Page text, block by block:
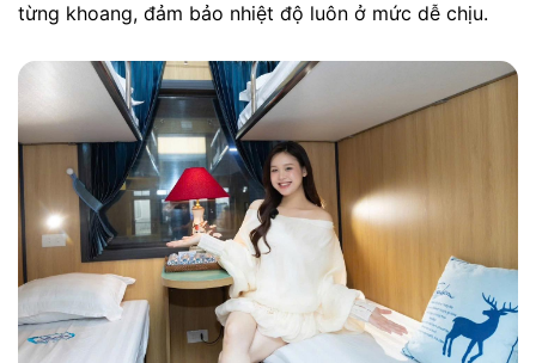
từng khoang, đảm bảo nhiệt độ luôn ở mức dễ chịu.